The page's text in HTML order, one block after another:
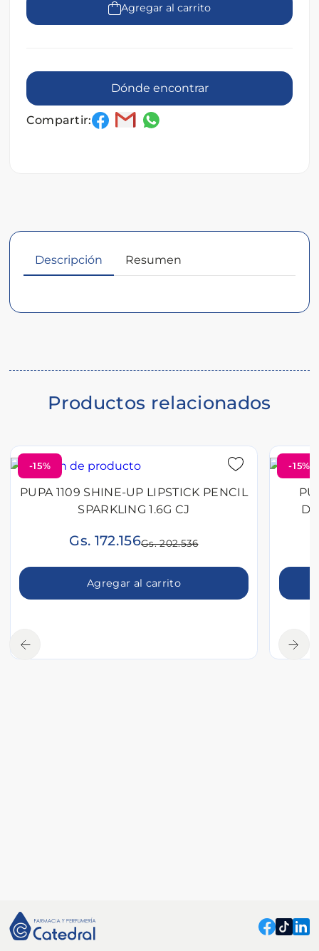
Agregar al carrito
Dónde encontrar
Compartir:
Descripción Resumen
Descripción
Productos relacionados
-15%
PUPA 1109 SHINE-UP LIPSTICK PENCIL
SPARKLING 1.6G CJ
Gs. 172.156Gs. 202.536
Agregar al carrito
-15%